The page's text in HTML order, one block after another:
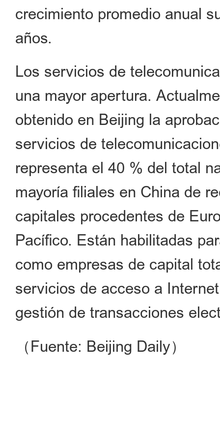
crecimiento promedio anual
años.
Los servicios de
una mayor apertura.
obtenido en Beijing la
servicios de
representa el 40 % del total
mayoría filiales en China de
capitales procedentes de
Pacífico. Están habilitadas
como empresas de capital
servicios de acceso a
gestión de transacciones
（Fuente: Beijing Daily）